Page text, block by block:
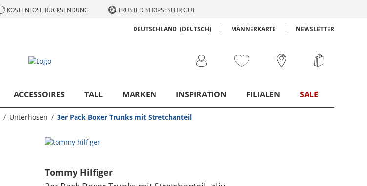
KOSTENLOSE RÜCKSENDUNG TRUSTED SHOPS: SEHR GUT
DEUTSCHLAND (DEUTSCH) MÄNNERKARTE NEWSLETTER
ACCESSOIRES TALL MARKEN INSPIRATION FILIALEN SALE
Unterhosen 3er Pack Boxer Trunks mit Stretchanteil
Tommy Hilfiger